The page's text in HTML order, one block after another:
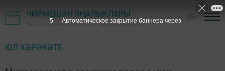
ЧИРМЕШӘН ЯҢАЛЫКЛАРЫ
"Безнең Чирмешән" газетасы - Чирмешән районы
ЮЛ ХӘРӘКӘТЕ
4 Автоматическое закрытие баннера через